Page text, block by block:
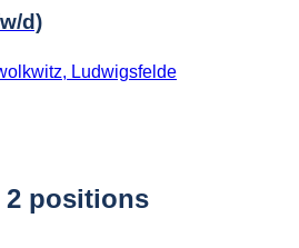
d)
Ludwigsfelde
2 positions